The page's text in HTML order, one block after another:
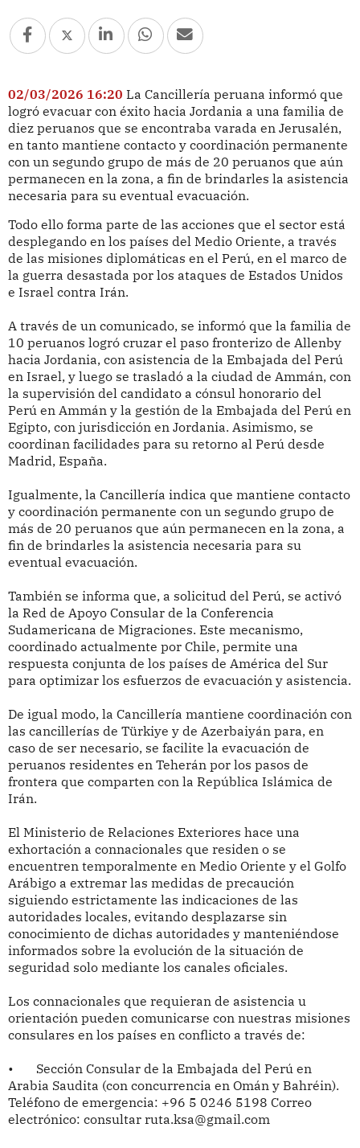
02/03/2026 16:20 La Cancillería peruana informó que
logró evacuar con éxito hacia Jordania a una familia de
diez peruanos que se encontraba varada en Jerusalén,
en tanto mantiene contacto y coordinación permanente
con un segundo grupo de más de 20 peruanos que aún
permanecen en la zona, a fin de brindarles la asistencia
necesaria para su eventual evacuación.
Todo ello forma parte de las acciones que el sector está
desplegando en los países del Medio Oriente, a través
de las misiones diplomáticas en el Perú, en el marco de
la guerra desastada por los ataques de Estados Unidos
e Israel contra Irán.
A través de un comunicado, se informó que la familia de
10 peruanos logró cruzar el paso fronterizo de Allenby
hacia Jordania, con asistencia de la Embajada del Perú
en Israel, y luego se trasladó a la ciudad de Ammán, con
la supervisión del candidato a cónsul honorario del
Perú en Ammán y la gestión de la Embajada del Perú en
Egipto, con jurisdicción en Jordania. Asimismo, se
coordinan facilidades para su retorno al Perú desde
Madrid, España.
Igualmente, la Cancillería indica que mantiene contacto
y coordinación permanente con un segundo grupo de
más de 20 peruanos que aún permanecen en la zona, a
fin de brindarles la asistencia necesaria para su
eventual evacuación.
También se informa que, a solicitud del Perú, se activó
la Red de Apoyo Consular de la Conferencia
Sudamericana de Migraciones. Este mecanismo,
coordinado actualmente por Chile, permite una
respuesta conjunta de los países de América del Sur
para optimizar los esfuerzos de evacuación y asistencia.
De igual modo, la Cancillería mantiene coordinación con
las cancillerías de Türkiye y de Azerbaiyán para, en
caso de ser necesario, se facilite la evacuación de
peruanos residentes en Teherán por los pasos de
frontera que comparten con la República Islámica de
Irán.
El Ministerio de Relaciones Exteriores hace una
exhortación a connacionales que residen o se
encuentren temporalmente en Medio Oriente y el Golfo
Arábigo a extremar las medidas de precaución
siguiendo estrictamente las indicaciones de las
autoridades locales, evitando desplazarse sin
conocimiento de dichas autoridades y manteniéndose
informados sobre la evolución de la situación de
seguridad solo mediante los canales oficiales.
Los connacionales que requieran de asistencia u
orientación pueden comunicarse con nuestras misiones
consulares en los países en conflicto a través de:
• Sección Consular de la Embajada del Perú en
Arabia Saudita (con concurrencia en Omán y Bahréin).
Teléfono de emergencia: +96 5 0246 5198 Correo
electrónico: consultar ruta.ksa@gmail.com